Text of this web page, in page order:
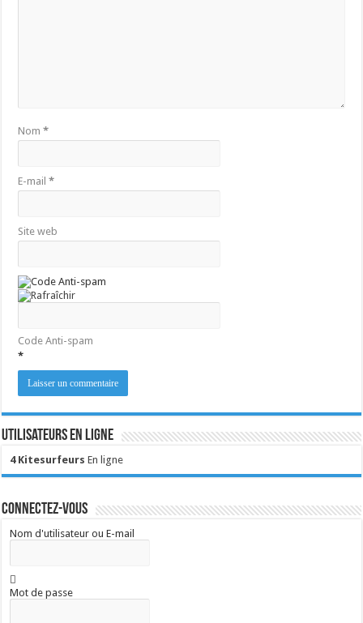
Nom*
E-mail*
Site web
Code Anti-spam
*
Utilisateurs en ligne
4 Kitesurfeurs En ligne
Connectez-vous
Nom d'utilisateur ou E-mail
Mot de passe